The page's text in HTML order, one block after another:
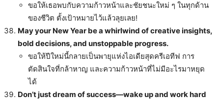
ขอให้เธอพบกับความก้าวหน้าและชัยชนะใหม่ ๆ ในทุกด้าน
ของชีวิต ตั้งเป้าหมายไว้แล้วลุยเลย!
May your New Year be a whirlwind of creative insights,
bold decisions, and unstoppable progress.
ขอให้ปีใหม่นี้กลายเป็นพายุแห่งไอเดียสุดครีเอทีฟ การ
ตัดสินใจที่กล้าหาญ และความก้าวหน้าที่ไม่มีอะไรมาหยุด
ได้
Don’t just dream of success—wake up and work hard